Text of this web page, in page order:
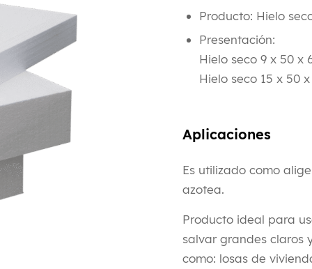
Producto: Hielo
Presentación:
Hielo seco 9 x 50 x
Hielo seco 15 x 50
Aplicaciones
Es utilizado como
azotea.
Producto ideal para
salvar grandes claros
como: losas de